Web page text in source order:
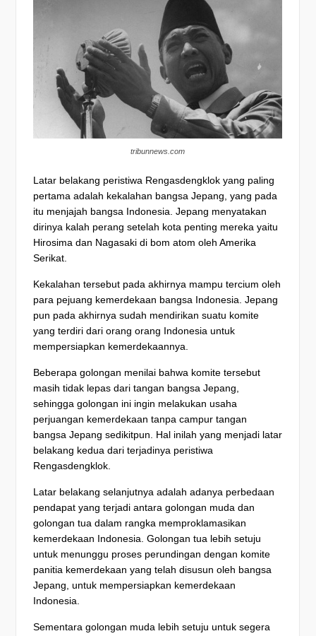
tribunnews.com
Latar belakang peristiwa Rengasdengklok yang paling
pertama adalah kekalahan bangsa Jepang, yang pada
itu menjajah bangsa Indonesia. Jepang menyatakan
dirinya kalah perang setelah kota penting mereka yaitu
Hirosima dan Nagasaki di bom atom oleh Amerika
Serikat.
Kekalahan tersebut pada akhirnya mampu tercium oleh
para pejuang kemerdekaan bangsa Indonesia. Jepang
pun pada akhirnya sudah mendirikan suatu komite
yang terdiri dari orang orang Indonesia untuk
mempersiapkan kemerdekaannya.
Beberapa golongan menilai bahwa komite tersebut
masih tidak lepas dari tangan bangsa Jepang,
sehingga golongan ini ingin melakukan usaha
perjuangan kemerdekaan tanpa campur tangan
bangsa Jepang sedikitpun. Hal inilah yang menjadi latar
belakang kedua dari terjadinya peristiwa
Rengasdengklok.
Latar belakang selanjutnya adalah adanya perbedaan
pendapat yang terjadi antara golongan muda dan
golongan tua dalam rangka memproklamasikan
kemerdekaan Indonesia. Golongan tua lebih setuju
untuk menunggu proses perundingan dengan komite
panitia kemerdekaan yang telah disusun oleh bangsa
Jepang, untuk mempersiapkan kemerdekaan
Indonesia.
Sementara golongan muda lebih setuju untuk segera